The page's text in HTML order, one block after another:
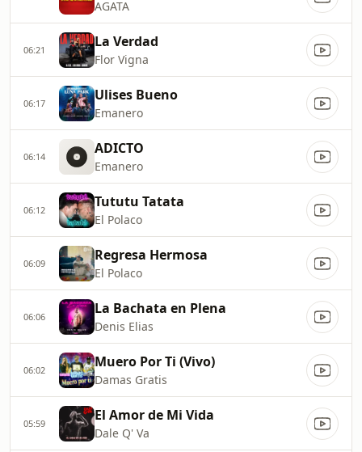
AGATA
06:21 La Verdad
Flor Vigna
06:17 Ulises Bueno
Emanero
06:14 ADICTO
Emanero
06:12 Tututu Tatata
El Polaco
06:09 Regresa Hermosa
El Polaco
06:06 La Bachata en Plena
Denis Elias
06:02 Muero Por Ti (Vivo)
Damas Gratis
05:59 El Amor de Mi Vida
Dale Q' Va